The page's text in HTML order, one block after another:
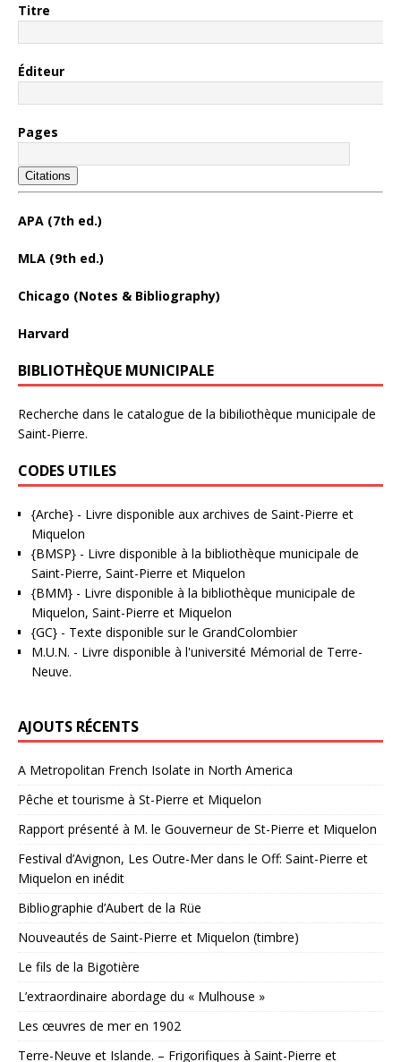
Titre
Éditeur
Pages
Citations
APA (7th ed.)
MLA (9th ed.)
Chicago (Notes & Bibliography)
Harvard
BIBLIOTHÈQUE MUNICIPALE
Recherche dans le catalogue de la bibiliothèque municipale de
Saint-Pierre.
CODES UTILES
{Arche} - Livre disponible aux archives de Saint-Pierre et
Miquelon
{BMSP} - Livre disponible à la bibliothèque municipale de
Saint-Pierre, Saint-Pierre et Miquelon
{BMM} - Livre disponible à la bibliothèque municipale de
Miquelon, Saint-Pierre et Miquelon
{GC} - Texte disponible sur le GrandColombier
M.U.N. - Livre disponible à l'université Mémorial de Terre-
Neuve.
AJOUTS RÉCENTS
A Metropolitan French Isolate in North America
Pêche et tourisme à St-Pierre et Miquelon
Rapport présenté à M. le Gouverneur de St-Pierre et Miquelon
Festival d’Avignon, Les Outre-Mer dans le Off: Saint-Pierre et
Miquelon en inédit
Bibliographie d’Aubert de la Rüe
Nouveautés de Saint-Pierre et Miquelon (timbre)
Le fils de la Bigotière
L’extraordinaire abordage du « Mulhouse »
Les œuvres de mer en 1902
Terre-Neuve et Islande. – Frigorifiques à Saint-Pierre et